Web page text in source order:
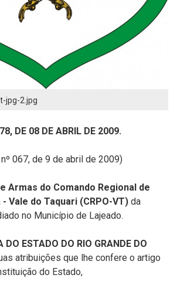
jpg-2.jpg
DE 08 DE ABRIL DE 2009.
067, de 9 de abril de 2009)
Armas do Comando Regional de
Vale do Taquari (CRPO-VT) da
no Município de Lajeado.
DO ESTADO DO RIO GRANDE DO
atribuições que lhe confere o artigo
do Estado,